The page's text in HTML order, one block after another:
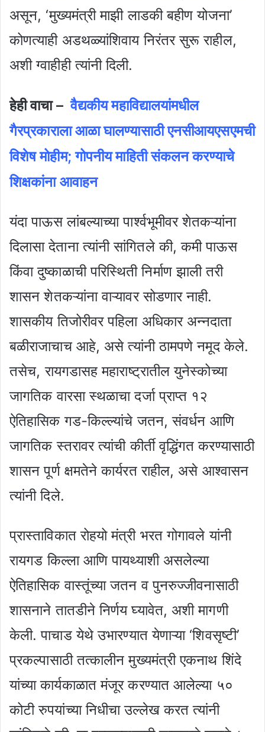
असून, ‘मुख्यमंत्री माझी लाडकी बहीण योजना’
कोणत्याही अडथळ्यांशिवाय निरंतर सुरू राहील,
अशी ग्वाहीही त्यांनी दिली.
हेही वाचा – वैद्यकीय महाविद्यालयांमधील
गैरप्रकाराला आळा घालण्यासाठी एनसीआयएसएमची
विशेष मोहीम; गोपनीय माहिती संकलन करण्याचे
शिक्षकांना आवाहन
यंदा पाऊस लांबल्याच्या पार्श्वभूमीवर शेतकऱ्यांना
दिलासा देताना त्यांनी सांगितले की, कमी पाऊस
किंवा दुष्काळाची परिस्थिती निर्माण झाली तरी
शासन शेतकऱ्यांना वाऱ्यावर सोडणार नाही.
शासकीय तिजोरीवर पहिला अधिकार अन्नदाता
बळीराजाचाच आहे, असे त्यांनी ठामपणे नमूद केले.
तसेच, रायगडासह महाराष्ट्रातील युनेस्कोच्या
जागतिक वारसा स्थळाचा दर्जा प्राप्त १२
ऐतिहासिक गड-किल्ल्यांचे जतन, संवर्धन आणि
जागतिक स्तरावर त्यांची कीर्ती वृद्धिंगत करण्यासाठी
शासन पूर्ण क्षमतेने कार्यरत राहील, असे आश्वासन
त्यांनी दिले.
प्रास्ताविकात रोहयो मंत्री भरत गोगावले यांनी
रायगड किल्ला आणि पायथ्याशी असलेल्या
ऐतिहासिक वास्तूंच्या जतन व पुनरुज्जीवनासाठी
शासनाने तातडीने निर्णय घ्यावेत, अशी मागणी
केली. पाचाड येथे उभारण्यात येणाऱ्या ‘शिवसृष्टी’
प्रकल्पासाठी तत्कालीन मुख्यमंत्री एकनाथ शिंदे
यांच्या कार्यकाळात मंजूर करण्यात आलेल्या ५०
कोटी रुपयांच्या निधीचा उल्लेख करत त्यांनी